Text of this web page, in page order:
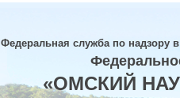
Федеральная служба по надзору
«ОМСКИЙ